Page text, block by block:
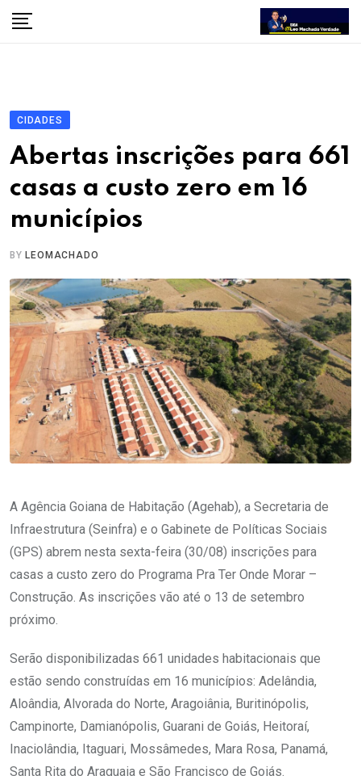
Skip
CIDADES
Abertas inscrições para 661
casas a custo zero em 16
municípios
BYLEOMACHADO
A Agência Goiana de Habitação (Agehab), a Secretaria de
Infraestrutura (Seinfra) e o Gabinete de Políticas Sociais
(GPS) abrem nesta sexta-feira (30/08) inscrições para
casas a custo zero do Programa Pra Ter Onde Morar –
Construção. As inscrições vão até o 13 de setembro
próximo.
Serão disponibilizadas 661 unidades habitacionais que
estão sendo construídas em 16 municípios: Adelândia,
Aloândia, Alvorada do Norte, Aragoiânia, Buritinópolis,
Campinorte, Damianópolis, Guarani de Goiás, Heitoraí,
Inaciolândia, Itaguari, Mossâmedes, Mara Rosa, Panamá,
Santa Rita do Araguaia e São Francisco de Goiás.